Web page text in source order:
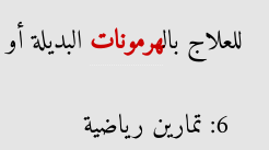
للعلاج بالهرمونات
6: تمارين رياضية